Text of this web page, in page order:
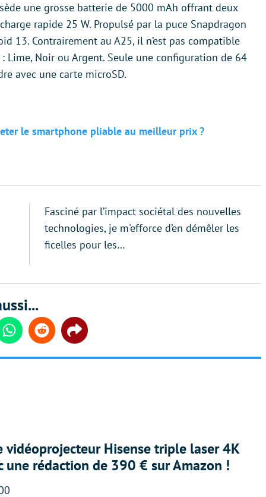
une grosse batterie de 5000 mAh offrant deux
rapide 25 W. Propulsé par la puce Snapdragon
13. Contrairement au A25, il n’est pas compatible
Lime, Noir ou Argent. Seule une configuration de 64
avec une carte microSD.
le smartphone pliable au meilleur prix ?
Fasciné par l’impact sociétal des nouvelles
technologies, je m'efforce d’en démêler les
ficelles pour les…
WhatsappReddit Share
vidéoprojecteur Hisense triple laser 4K
une rédaction de 390 € sur Amazon !